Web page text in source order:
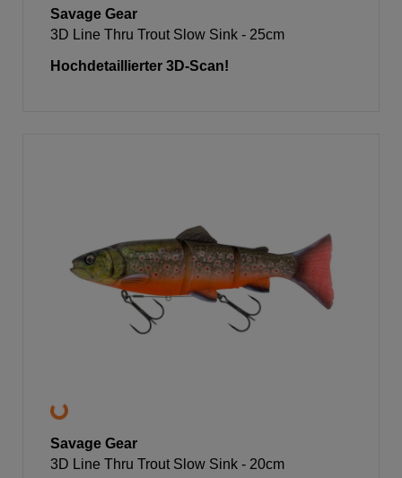
Savage Gear
3D Line Thru Trout Slow Sink - 25cm
Hochdetaillierter 3D-Scan!
Savage Gear
3D Line Thru Trout Slow Sink - 20cm